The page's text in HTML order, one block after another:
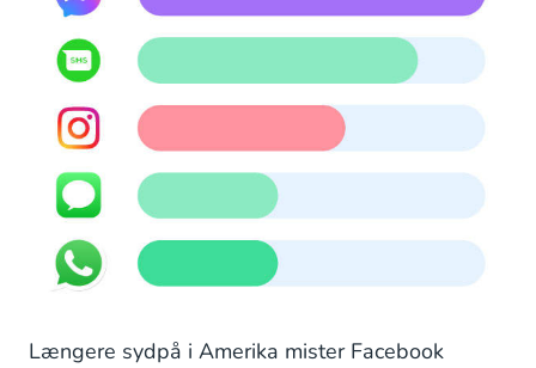
Længere sydpå i Amerika mister Facebook